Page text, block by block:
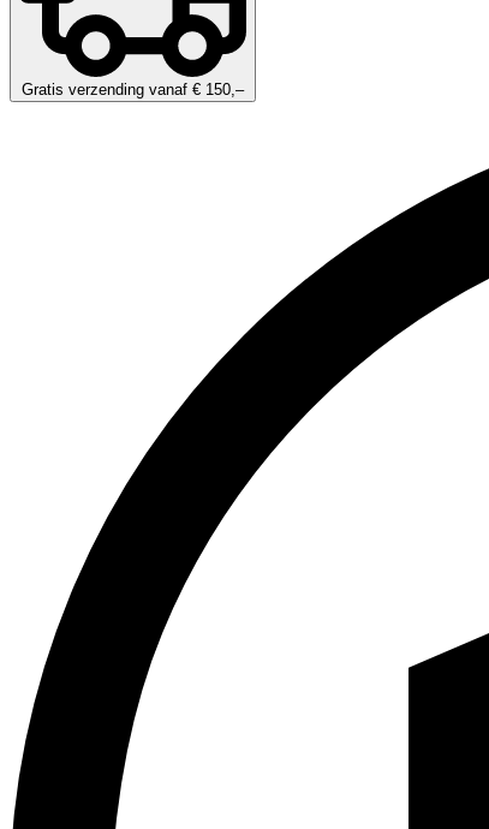
Gratis verzending vanaf € 150,–